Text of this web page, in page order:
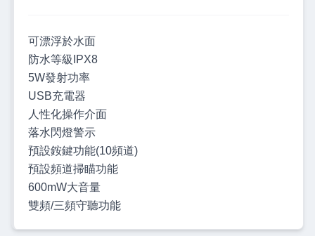
可漂浮於水面
防水等級IPX8
5W發射功率
USB充電器
人性化操作介面
落水閃燈警示
預設銨鍵功能(10頻道)
預設頻道掃瞄功能
600mW大音量
雙頻/三頻守聽功能